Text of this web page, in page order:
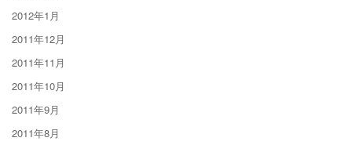
2012年1月
2011年12月
2011年11月
2011年10月
2011年9月
2011年8月